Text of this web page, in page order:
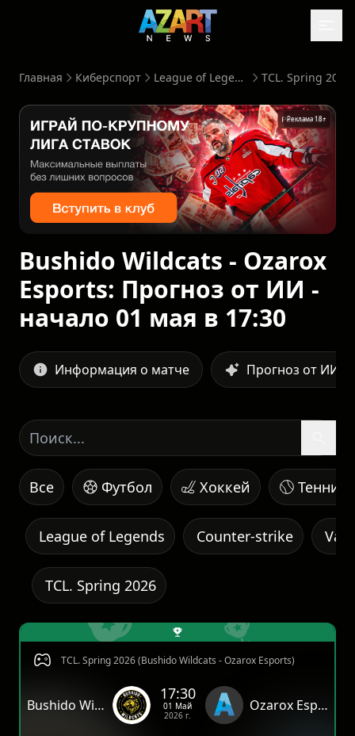
Главная Киберспорт League of Legends TCL. Spring 2026
Реклама 18+
Bushido Wildcats - Ozarox
Esports: Прогноз от ИИ -
начало 01 мая в 17:30
Информация о матче Прогноз от ИИ
Все Футбол Хоккей Теннис
Counter-strike
League of Legends
TCL. Spring 2026
TCL. Spring 2026 (Bushido Wildcats - Ozarox Esports)
Bushido Wildcats
17:30
01 Май
2026 г.
Ozarox Esports